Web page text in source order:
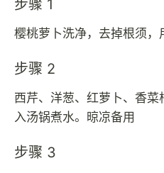
步骤 1
樱桃萝卜洗净，去掉根须，
步骤 2
西芹、洋葱、红萝卜、香
入汤锅煮水。晾凉备用
步骤 3